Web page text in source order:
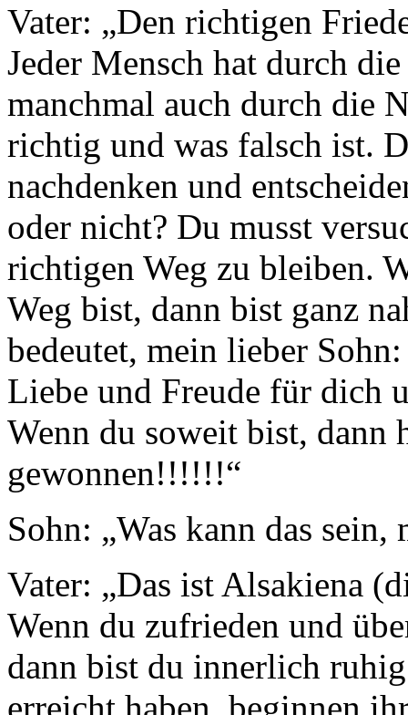
Vater: „Den richtigen
Jeder Mensch hat durch
manchmal auch durch die
richtig und was falsch ist.
nachdenken und
oder nicht? Du musst
richtigen Weg zu bleiben.
Weg bist, dann bist ganz
bedeutet, mein lieber
Liebe und Freude für dich
Wenn du soweit bist, dann
gewonnen!!!!!!“
Sohn: „Was kann das sein,
Vater: „Das ist Alsakiena
Wenn du zufrieden und
dann bist du innerlich
erreicht haben, beginnen